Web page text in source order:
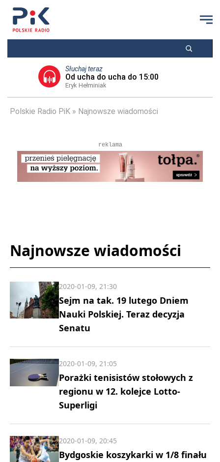
Słuchaj teraz
Od ucha do ucha do 15:00
Eryk Hełminiak
Polskie Radio PiK Najnowsze wiadomości
reklama
Najnowsze wiadomości
Sejm na tak. 19 lutego Dniem
Nauki Polskiej. Teraz decyzja
Senatu
2020-01-09, 21:30
Porażki tenisistów stołowych z
regionu w 12. kolejce Lotto-
Superligi
2020-01-09, 21:05
Bydgoskie koszykarki w 1/8 finału
2020-01-09, 20:45